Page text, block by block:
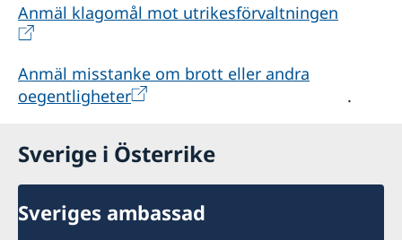
Anmäl klagomål mot utrikesförvaltningen
Anmäl misstanke om brott eller andra
oegentligheter
.
Sverige i Österrike
Sveriges ambassad